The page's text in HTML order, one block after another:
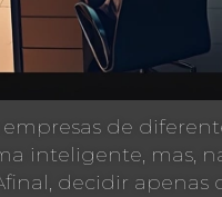
de
inteligente, mas,
decidir apenas